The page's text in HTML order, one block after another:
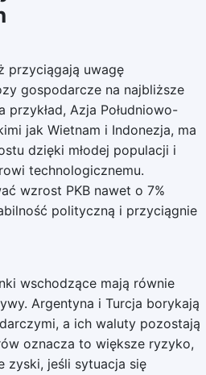
przyciągają uwagę
gospodarcze na najbliższe
przykład, Azja Południowo-
jak Wietnam i Indonezja, ma
dzięki młodej populacji i
technologicznemu.
wzrost PKB nawet o 7%
polityczną i przyciągnie
wschodzące mają równie
Argentyna i Turcja borykają
a ich waluty pozostają
oznacza to większe ryzyko,
zyski, jeśli sytuacja się